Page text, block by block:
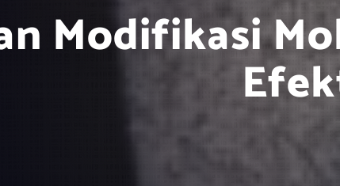
Modifikasi